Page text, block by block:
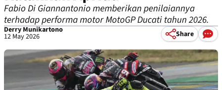
Fabio Di Giannantonio memberikan penilaiannya
terhadap performa motor MotoGP Ducati tahun 2026.
Derry Munikartono
12 May 2026 Share